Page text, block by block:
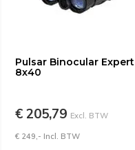
Pulsar Binocular Expert
8x40
€ 205,79 Excl. BTW
€ 249,- Incl. BTW